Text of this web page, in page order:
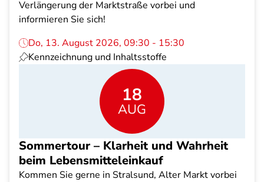
Verlängerung der Marktstraße vorbei und
informieren Sie sich!
Do, 13. August 2026, 09:30 - 15:30
Kennzeichnung und Inhaltsstoffe
18
AUG
Sommertour – Klarheit und Wahrheit
beim Lebensmitteleinkauf
Kommen Sie gerne in Stralsund, Alter Markt vorbei